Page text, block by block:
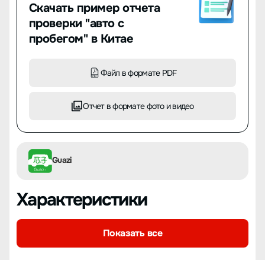
Скачать пример отчета
проверки "авто с
пробегом" в Китае
Файл в формате PDF
Отчет в формате фото и видео
Guazi
Характеристики
Показать все